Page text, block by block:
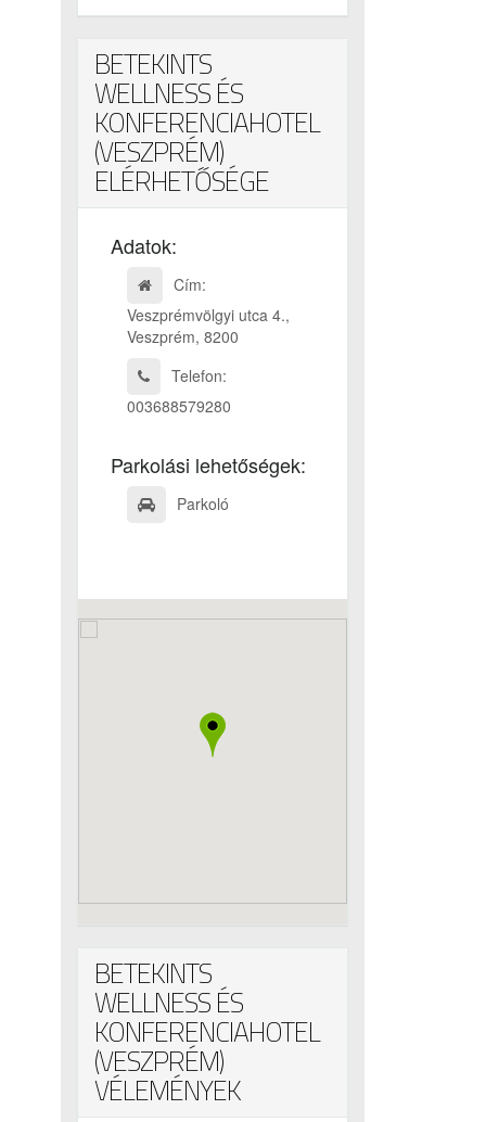
BETEKINTS
WELLNESS ÉS
KONFERENCIAHOTEL
(VESZPRÉM)
ELÉRHETŐSÉGE
Adatok:
Cím:
Veszprémvölgyi utca 4.,
Veszprém, 8200
Telefon:
003688579280
Parkolási lehetőségek:
Parkoló
BETEKINTS
WELLNESS ÉS
KONFERENCIAHOTEL
(VESZPRÉM)
VÉLEMÉNYEK